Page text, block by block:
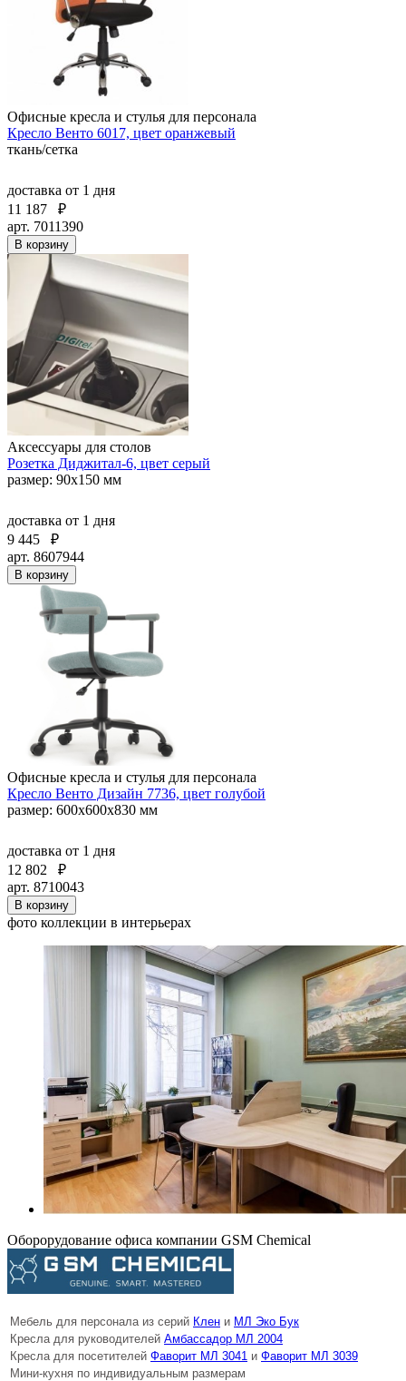
Офисные кресла и стулья для персонала
Кресло Венто 6017, цвет оранжевый
ткань/сетка
доставка от 1 дня
11 187
₽
арт. 7011390
В корзину
Аксессуары для столов
Розетка Диджитал-6, цвет серый
размер: 90х150 мм
доставка от 1 дня
9 445
₽
арт. 8607944
В корзину
Офисные кресла и стулья для персонала
Кресло Венто Дизайн 7736, цвет голубой
размер: 600х600х830 мм
доставка от 1 дня
12 802
₽
арт. 8710043
В корзину
фото коллекции в интерьерах
Оборорудование офиса компании GSM Chemical
Мебель для персонала из серий Клен и МЛ Эко Бук
Кресла для руководителей Амбассадор МЛ 2004
Кресла для посетителей Фаворит МЛ 3041 и Фаворит МЛ 3039
Мини-кухня по индивидуальным размерам